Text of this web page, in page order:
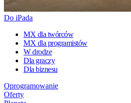
Do iPada
MX dla twórców
MX dla programistów
W drodze
Dla graczy
Dla biznesu
Oprogramowanie
Oferty